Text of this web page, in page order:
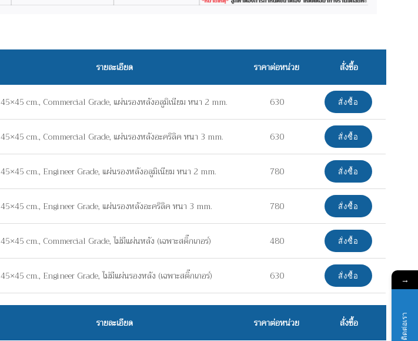
รายละเอียด ราคาต่อหน่วย สั่งซื้อ
45×45 cm., Commercial Grade, แผ่นรองหลังอลูมิเนียม หนา 2 mm. 630 สั่งซื้อ
45×45 cm., Commercial Grade, แผ่นรองหลังอะคริลิค หนา 3 mm. 630 สั่งซื้อ
45×45 cm., Engineer Grade, แผ่นรองหลังอลูมิเนียม หนา 2 mm. 780 สั่งซื้อ
45×45 cm., Engineer Grade, แผ่นรองหลังอะคริลิค หนา 3 mm. 780 สั่งซื้อ
45×45 cm., Commercial Grade, ไม่มีแผ่นหลัง (เฉพาะสติ๊กเกอร์) 480 สั่งซื้อ
45×45 cm., Engineer Grade, ไม่มีแผ่นรองหลัง (เฉพาะสติ๊กเกอร์) 630 สั่งซื้อ
รายละเอียด ราคาต่อหน่วย สั่งซื้อ
→
ติดต่อเรา